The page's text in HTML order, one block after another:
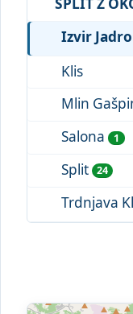
Izvir Jadro
Klis
Mlin
Salona
1
Split 24